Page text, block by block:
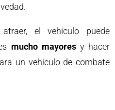
el vehículo puede
mucho mayoresy hacer
un vehículo de combate